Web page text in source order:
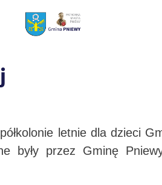
letnie dla dzieci
były przez Gminę